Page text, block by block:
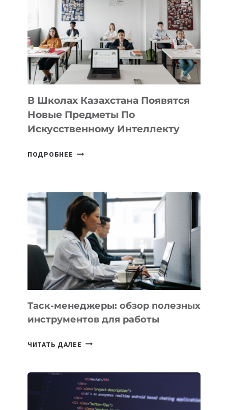
VELOCITY
BY
MOST
—
МЕЖДУНАРОДНУЮ
ПРОГРАММУ
ДЛЯ
ТЕХНОЛОГИЧЕСКИХ
В Школах Казахстана Появятся
Новые Предметы По
Искусственному Интеллекту
ПОДРОБНЕЕ
НОВЫЕ
ПРЕДМЕТЫ
ПО
ИСКУССТВЕННОМУ
ИНТЕЛЛЕКТУ
Таск-менеджеры: обзор полезных
инструментов для работы
ЧИТАТЬ ДАЛЕЕ ТАСК-
ПОЛЕЗНЫХ
ИНСТРУМЕНТОВ
ДЛЯ